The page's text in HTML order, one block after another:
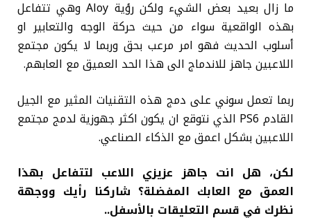
ما زال بعيد بعض الشيء ولكن رؤية Aloy وهي تتفاعل
بهذه الواقعية سواء من حيث حركة الوجه والتعابير او
أسلوب الحديث فهو امر مرعب بحق وربما لا يكون مجتمع
اللاعبين جاهز للاندماج الى هذا الحد العميق مع العابهم.
ربما تعمل سوني على دمج هذه التقنيات المثير مع الجيل
القادم PS6 الذي نتوقع ان يكون اكثر جهوزية لدمج مجتمع
اللاعبين بشكل اعمق مع الذكاء الصناعي.
لكن، هل انت جاهز عزيزي اللاعب لتتفاعل بهذا
العمق مع العابك المفضلة؟ شاركنا رأيك ووجهة
نظرك في قسم التعليقات بالأسفل..